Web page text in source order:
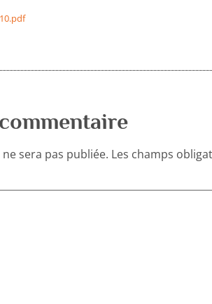
sera pas publiée. Les champs